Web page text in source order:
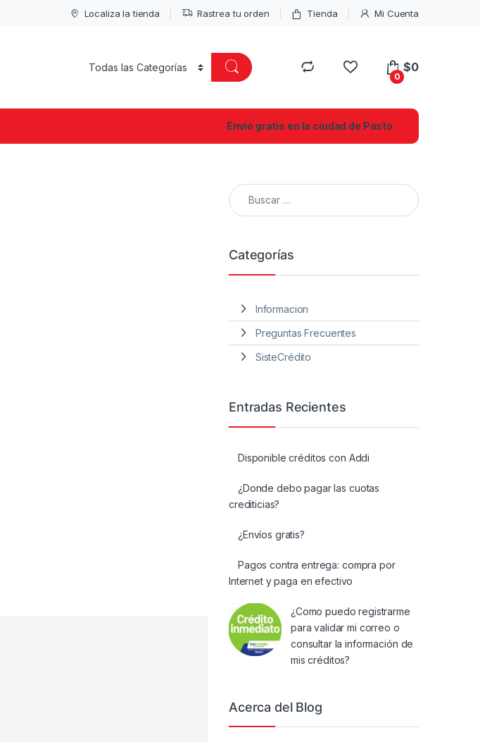
Localiza la tienda Rastrea tu orden Tienda Mi Cuenta
0
$0
Envió gratis en la ciudad de Pasto
Buscar:
Categorías
Informacion
Preguntas Frecuentes
SisteCrédito
Entradas Recientes
Disponible créditos con Addi
¿Donde debo pagar las cuotas
crediticias?
¿Envíos gratis?
Pagos contra entrega: compra por
Internet y paga en efectivo
¿Como puedo registrarme
para validar mi correo o
consultar la información de
mis créditos?
Acerca del Blog